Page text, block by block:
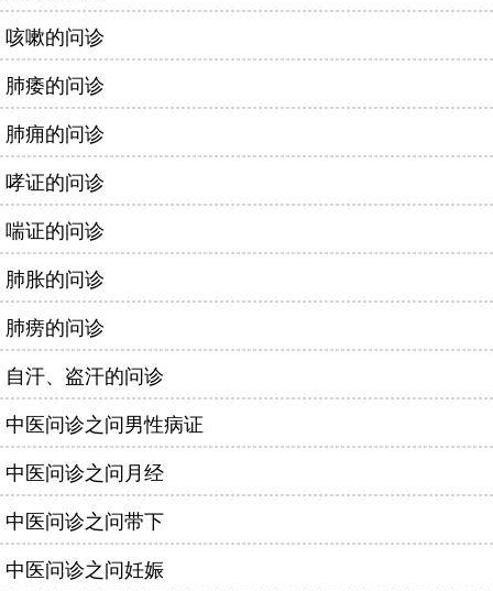
咳嗽的问诊
肺痿的问诊
肺痈的问诊
哮证的问诊
喘证的问诊
肺胀的问诊
肺痨的问诊
自汗、盗汗的问诊
中医问诊之问男性病证
中医问诊之问月经
中医问诊之问带下
中医问诊之问妊娠